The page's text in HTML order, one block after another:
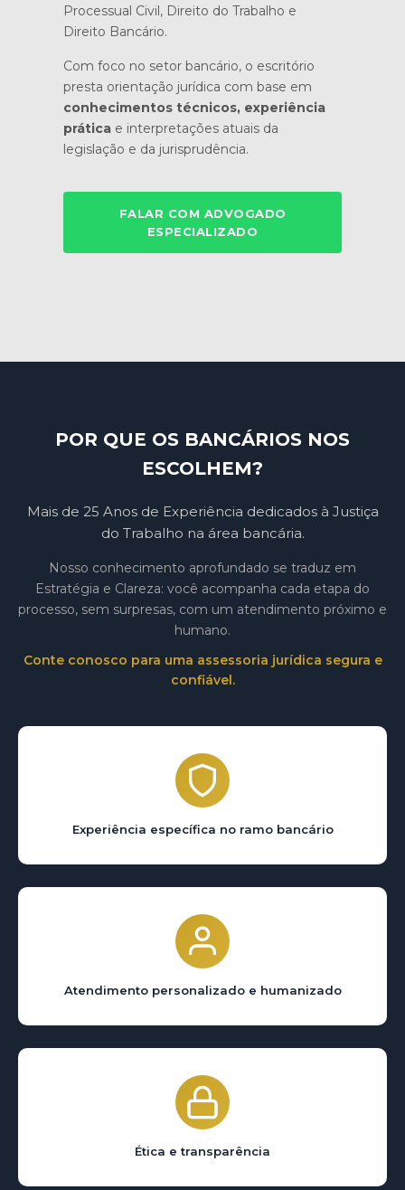
Processual Civil, Direito do Trabalho e
Direito Bancário.
Com foco no setor bancário, o escritório
presta orientação jurídica com base em
conhecimentos técnicos, experiência
prática e interpretações atuais da
legislação e da jurisprudência.
FALAR COM ADVOGADO
ESPECIALIZADO
POR QUE OS BANCÁRIOS NOS
ESCOLHEM?
Mais de 25 Anos de Experiência dedicados à Justiça
do Trabalho na área bancária.
Nosso conhecimento aprofundado se traduz em
Estratégia e Clareza: você acompanha cada etapa do
processo, sem surpresas, com um atendimento próximo e
humano.
Conte conosco para uma assessoria jurídica segura e
confiável.
Experiência específica no ramo bancário
Atendimento personalizado e humanizado
Ética e transparência